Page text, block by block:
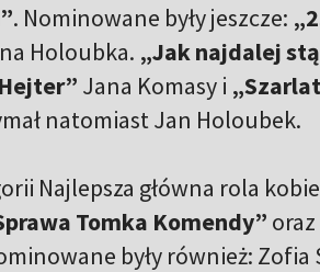
. Nominowane były jeszcze:
Holoubka. „Jak najdalej
Jana Komasy i
natomiast Jan Holoubek.
Najlepsza główna rola
Tomka Komendy” oraz
były również: Zofia